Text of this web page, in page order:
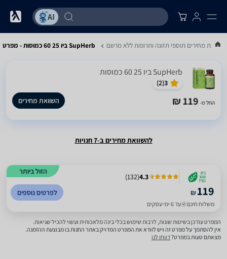
השוואת מחירים תוספי תזונה ותרופות ללא מרשם SupHerb ביו 25 60 כמוסות - מפרט
SupHerb ביו 25 60 כמוסות
3
(
2
)
החל מ- 119 ₪ השוואת מחירים
להשוואת מחירים ב-7 חנויות
הזול ביותר
4.3
(
132
)
₪119
משלוח חינם עד 6 ימי עסקים
לפרטים נוספים
המפרט עודכן בשיטות שונות, לרבות שימוש בכלי בינה מלאכותית ועשוי להכיל שגיאות.
אין להסתמך על מפרט זה ויש לוודא את המפרט המדויק באתר החנות בו מבוצעת ההזמנה.
מצאתם טעות במפרט?דווחו לנו